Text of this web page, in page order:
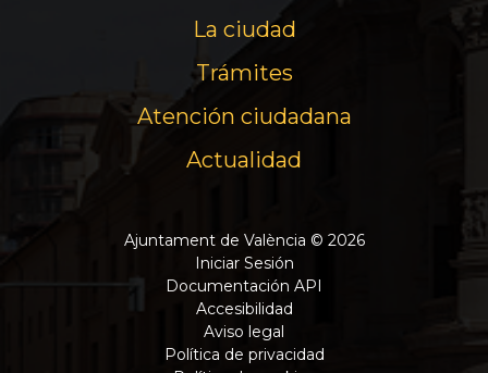
La ciudad
Trámites
Atención ciudadana
Actualidad
Ajuntament de València © 2026
Iniciar Sesión
Documentación API
Accesibilidad
Aviso legal
Política de privacidad